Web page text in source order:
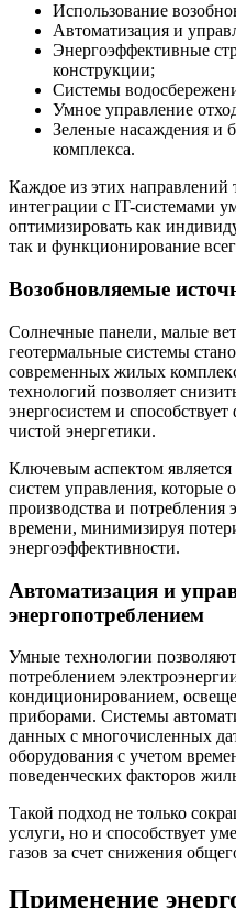
Использование
Автоматизация и
Энергоэффективные
конструкции;
Системы
Умное управление
Зеленые насаждения и
комплекса.
Каждое из этих направлений
интеграции с IT-системами
оптимизировать как
так и функционирование
Возобновляемые
Солнечные панели, малые
геотермальные системы
современных жилых
технологий позволяет
энергосистем и
чистой энергетики.
Ключевым аспектом является
систем управления, которые
производства и потребления
времени, минимизируя
энергоэффективности.
Автоматизация и
энергопотреблением
Умные технологии
потреблением
кондиционированием,
приборами. Системы
данных с многочисленных
оборудования с учетом
поведенческих факторов
Такой подход не только
услуги, но и способствует
газов за счет снижения
Применение